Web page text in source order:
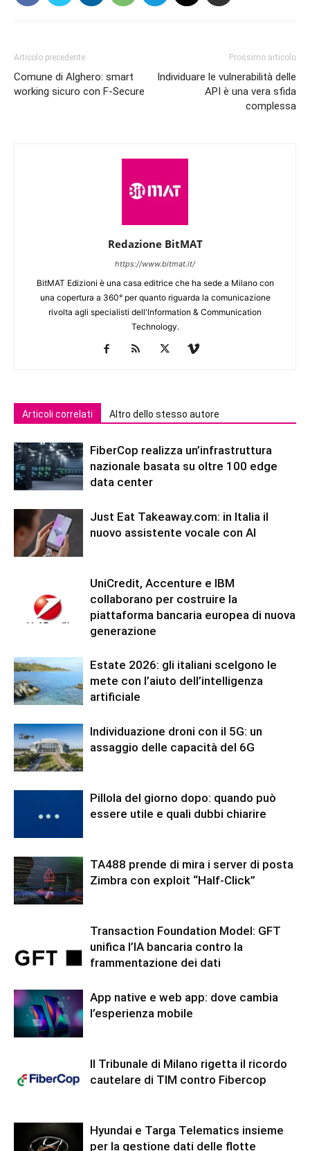
Articolo precedente
Comune di Alghero: smart
working sicuro con F-Secure
Prossimo articolo
Individuare le vulnerabilità delle
API è una vera sfida
complessa
Redazione BitMAT
https://www.bitmat.it/
BitMAT Edizioni è una casa editrice che ha sede a Milano con
una copertura a 360° per quanto riguarda la comunicazione
rivolta agli specialisti dell'lnformation & Communication
Technology.
Articoli correlati Altro dello stesso autore
FiberCop realizza un’infrastruttura
nazionale basata su oltre 100 edge
data center
Just Eat Takeaway.com: in Italia il
nuovo assistente vocale con AI
UniCredit, Accenture e IBM
collaborano per costruire la
piattaforma bancaria europea di nuova
generazione
Estate 2026: gli italiani scelgono le
mete con l’aiuto dell’intelligenza
artificiale
Individuazione droni con il 5G: un
assaggio delle capacità del 6G
Pillola del giorno dopo: quando può
essere utile e quali dubbi chiarire
TA488 prende di mira i server di posta
Zimbra con exploit “Half-Click”
Transaction Foundation Model: GFT
unifica l’IA bancaria contro la
frammentazione dei dati
App native e web app: dove cambia
l’esperienza mobile
Il Tribunale di Milano rigetta il ricordo
cautelare di TIM contro Fibercop
Hyundai e Targa Telematics insieme
per la gestione dati delle flotte